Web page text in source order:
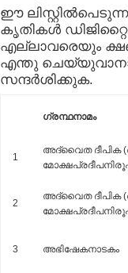
ഈ
കൃതികള്‍
എല്ലാവരെയും
എന്തു
സന്ദര്‍ശിക്കുക.
ഗ്രന്ഥനാമം
1
അദ്വൈത ദീപിക
2
അദ്വൈത ദീപിക
3 അഭിഷേകനാടകം